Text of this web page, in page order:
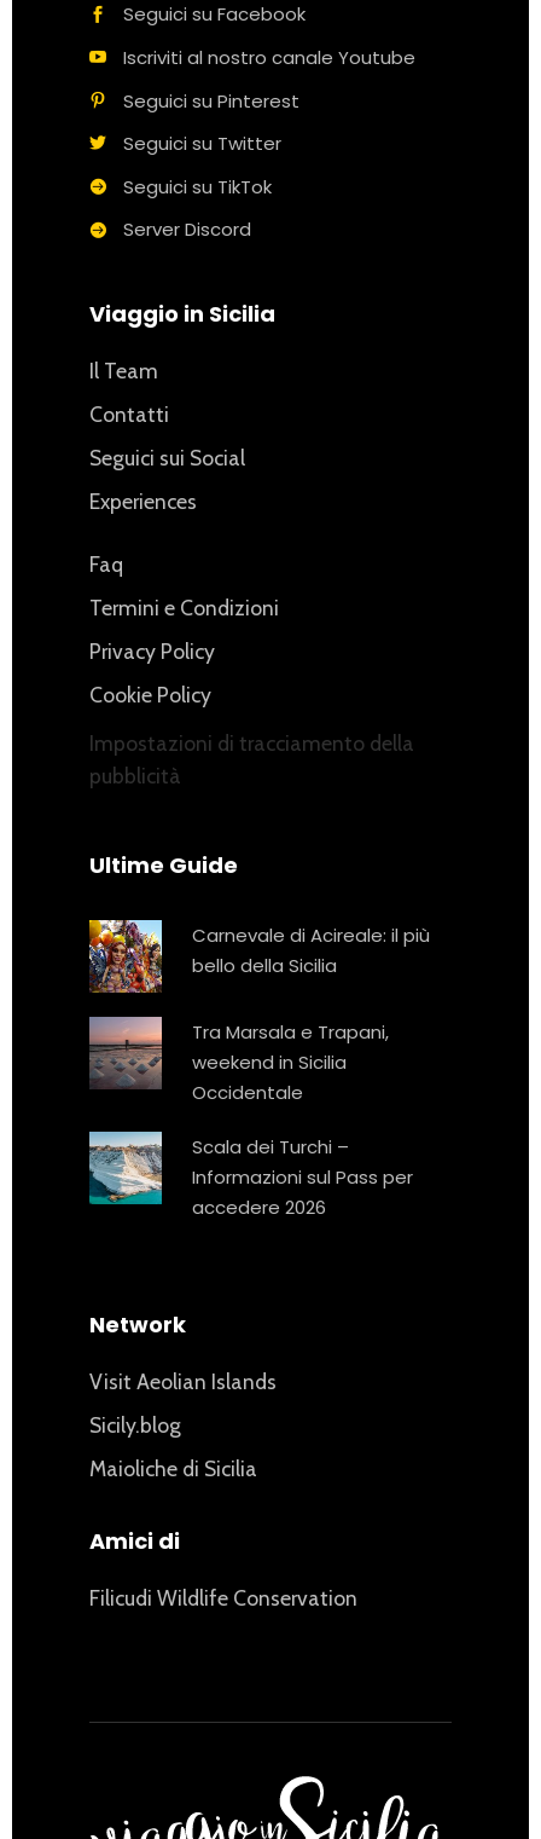
Seguici su Facebook
Iscriviti al nostro canale Youtube
Seguici su Pinterest
Seguici su Twitter
Seguici su TikTok
Server Discord
Viaggio in Sicilia
Il Team
Contatti
Seguici sui Social
Experiences
Faq
Termini e Condizioni
Privacy Policy
Cookie Policy
Impostazioni di tracciamento della
pubblicità
Ultime Guide
Carnevale di Acireale: il più
bello della Sicilia
Tra Marsala e Trapani,
weekend in Sicilia
Occidentale
Scala dei Turchi –
Informazioni sul Pass per
accedere 2026
Network
Visit Aeolian Islands
Sicily.blog
Maioliche di Sicilia
Amici di
Filicudi Wildlife Conservation